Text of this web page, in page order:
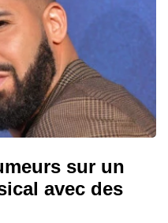
sur un
avec des